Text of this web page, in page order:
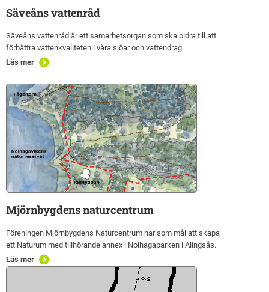
Säveåns vattenråd
Säveåns vattenråd är ett samarbetsorgan som ska bidra till att
förbättra vattenkvaliteten i våra sjöar och vattendrag.
Läs mer
Mjörnbygdens naturcentrum
Föreningen Mjörnbygdens Naturcentrum har som mål att skapa
ett Naturum med tillhörande annex i Nolhagaparken i Alingsås.
Läs mer